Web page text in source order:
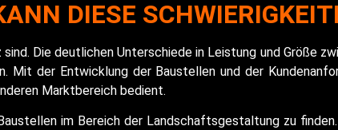
DIESE
Die deutlichen Unterschiede in Leistung und Größe
der Entwicklung der Baustellen und der
Marktbereich bedient.
im Bereich der Landschaftsgestaltung zu